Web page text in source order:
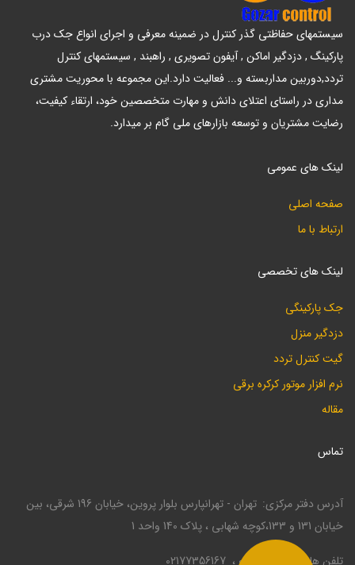
سیستمهای حفاظتی گذر کنترل در ضمینه معرفی و اجرای انواع جک درب
پارکینگ , دزدگیر اماکن , آیفون تصویری , راهبند , سیستمهای کنترل
تردد,دوربین مداربسته و... فعالیت دارد.این مجموعه با محوریت مشتری
مداری در راستای اعتلای دانش و مهارت متخصصین خود، ارتقاء کیفیت،
رضایت مشتریان و توسعه بازارهای ملی گام بر میدارد.
لینک های عمومی
صفحه اصلی
ارتباط با ما
لینک های تخصصی
جک پارکینگی
دزدگیر منزل
گیت کنترل تردد
نرم افزار موتور کرکره برقی
مقاله
تماس
آدرس دفتر مرکزی
تهران - تهرانپارس بلوار پروین، خیابان 196 شرقی، بین
خیابان 131 و 133،کوچه شهابی ، پلاک 140 واحد 1
تلفن ها
02177330946
02177356167